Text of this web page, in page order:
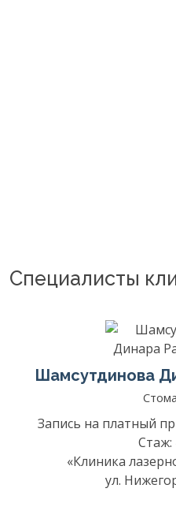
Специалисты
Шамсутдинова
Запись на платный
Стаж:
«Клиника
ул.